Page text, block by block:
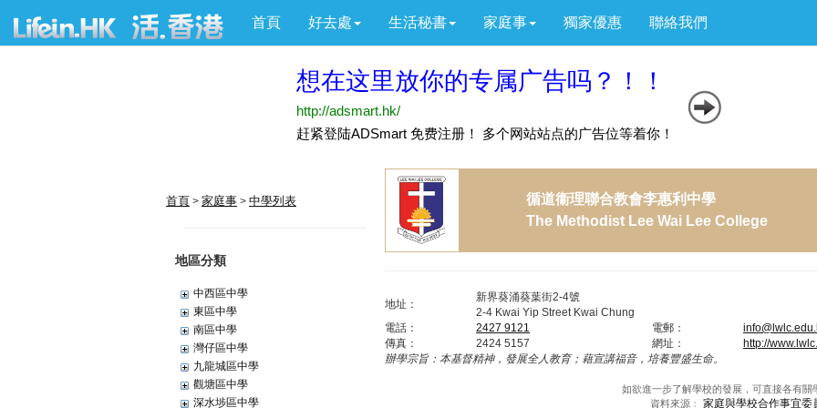
首頁 好去處 生活秘書 家庭事 獨家優惠 聯絡我們
首頁 > 家庭事 > 中學列表
地區分類
中西區中學
東區中學
南區中學
灣仔區中學
九龍城區中學
觀塘區中學
深水埗區中學
循道衞理聯合教會李惠利中學
The Methodist Lee Wai Lee College
地址：
新界葵涌葵葉街2-4號
2-4 Kwai Yip Street Kwai Chung
電話：
2427 9121 電郵：
傳真：
2424 5157 網址：
http://
辦學宗旨： 本基督精神，發展全人教育；藉宣講福音，培養豐盛生命。
如欲進一步了解學校的發展，可直接各有關
資料來源﹕
家庭與學校合作事宜委